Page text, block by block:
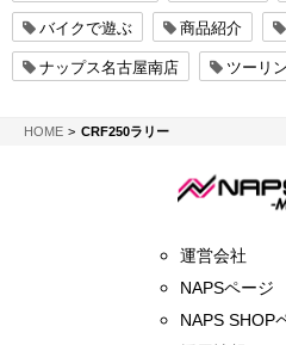
バイクで遊ぶ 商品紹介
ナップス名古屋南店 ツーリ
HOMENAPS-ON マガジン
CRF250ラリー
運営会社
NAPSページ
NAPS SHOP